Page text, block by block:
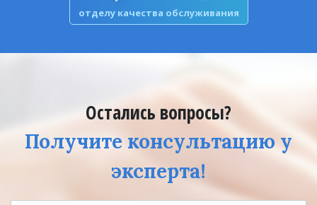
отделу качества обслуживания
Остались вопросы?
Получите консультацию у
эксперта!